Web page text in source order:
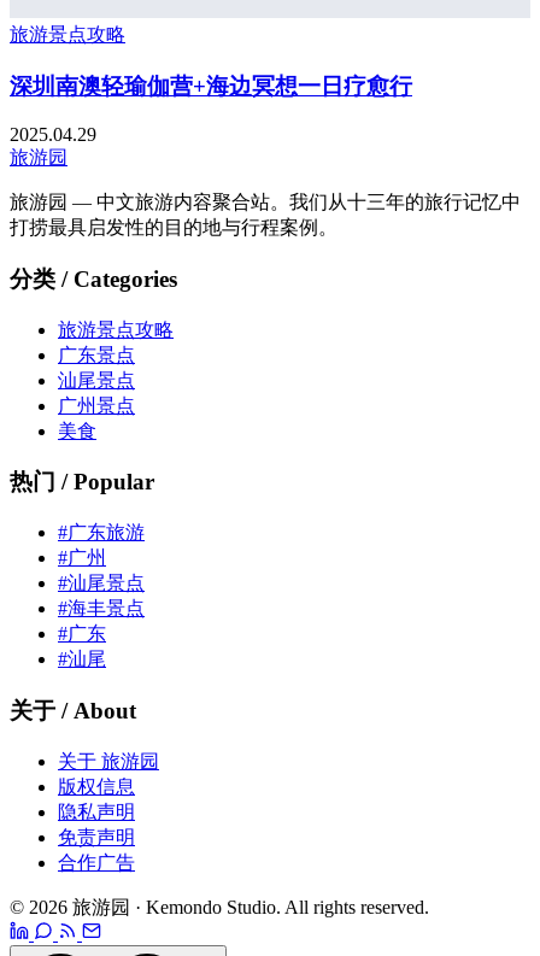
旅游景点攻略
深圳南澳轻瑜伽营+海边冥想一日疗愈行
2025.04.29
旅游园
旅游园 — 中文旅游内容聚合站。我们从十三年的旅行记忆中
打捞最具启发性的目的地与行程案例。
分类 / Categories
旅游景点攻略
广东景点
汕尾景点
广州景点
美食
热门 / Popular
#广东旅游
#广州
#汕尾景点
#海丰景点
#广东
#汕尾
关于 / About
关于 旅游园
版权信息
隐私声明
免责声明
合作广告
© 2026 旅游园 · Kemondo Studio. All rights reserved.